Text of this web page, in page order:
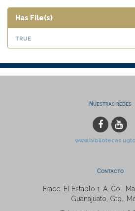
Has File(s)
true
Nuestras redes
Contacto
Fracc. El Establo 1-A, Col.
Guanajuato, Gto.,